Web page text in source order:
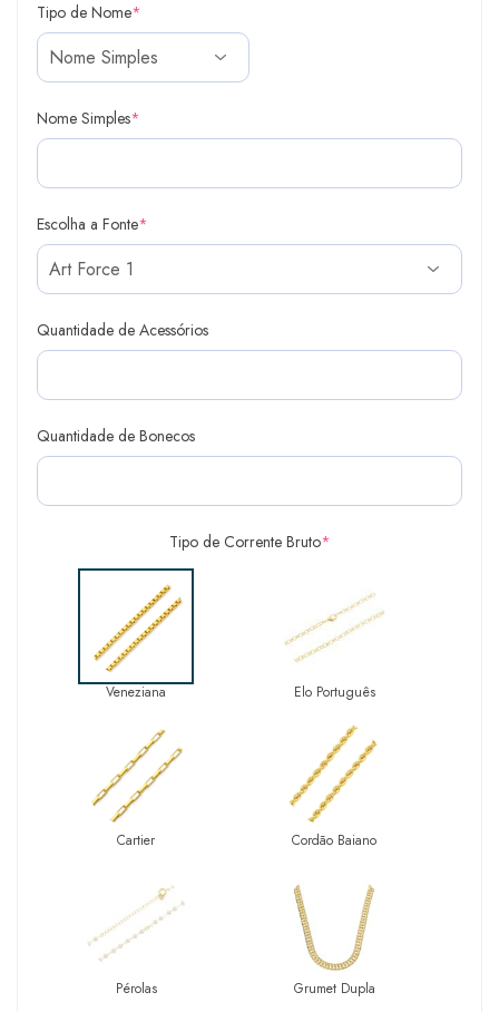
Tipo de Nome*
Nome Simples*
Escolha a Fonte*
Quantidade de Acessórios
Quantidade de Bonecos
Tipo de Corrente Bruto*
Veneziana Elo Português
Cartier Cordão Baiano
Pérolas Grumet Dupla